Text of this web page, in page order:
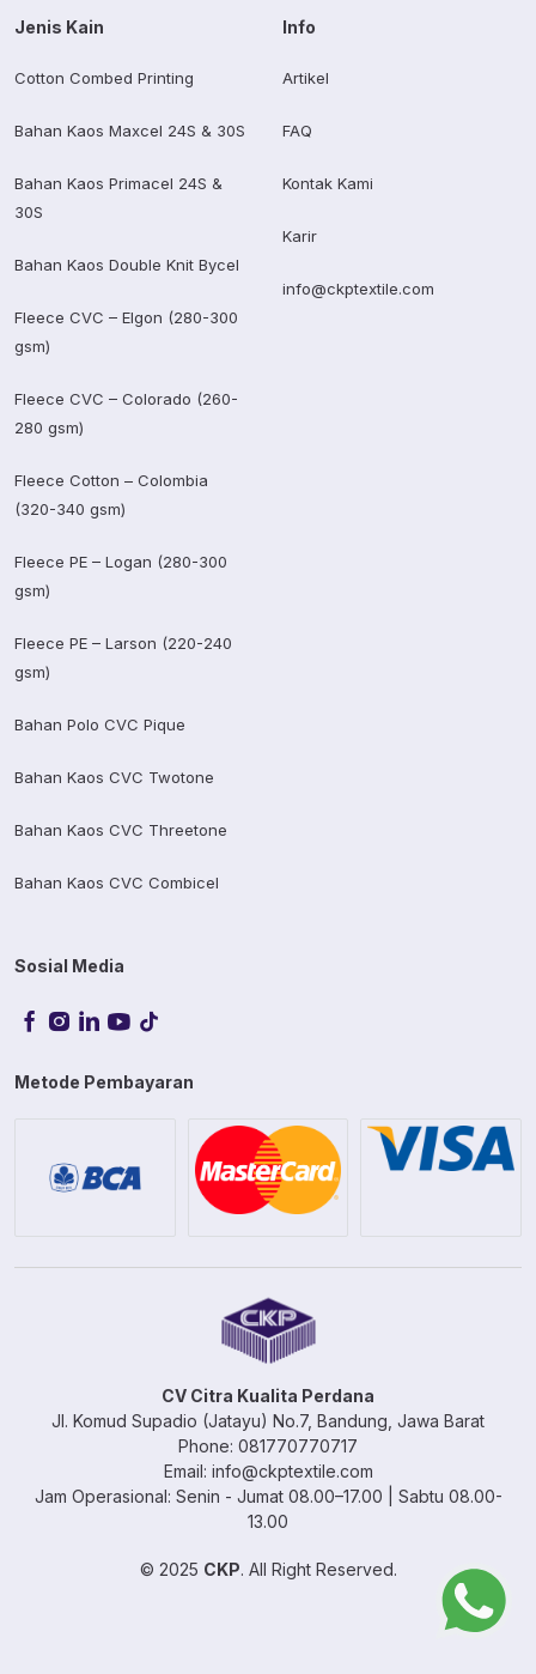
Jenis Kain
Cotton Combed Printing
Bahan Kaos Maxcel 24S & 30S
Bahan Kaos Primacel 24S &
30S
Bahan Kaos Double Knit Bycel
Fleece CVC – Elgon (280-300
gsm)
Fleece CVC – Colorado (260-
280 gsm)
Fleece Cotton – Colombia
(320-340 gsm)
Fleece PE – Logan (280-300
gsm)
Fleece PE – Larson (220-240
gsm)
Bahan Polo CVC Pique
Bahan Kaos CVC Twotone
Bahan Kaos CVC Threetone
Bahan Kaos CVC Combicel
Info
Artikel
FAQ
Kontak Kami
Karir
info@ckptextile.com
Sosial Media
Metode Pembayaran
CV Citra Kualita Perdana
Jl. Komud Supadio (Jatayu) No.7, Bandung, Jawa Barat
Phone: 081770770717
Email: info@ckptextile.com
Jam Operasional: Senin - Jumat 08.00–17.00 | Sabtu 08.00-
13.00
© 2025 CKP. All Right Reserved.